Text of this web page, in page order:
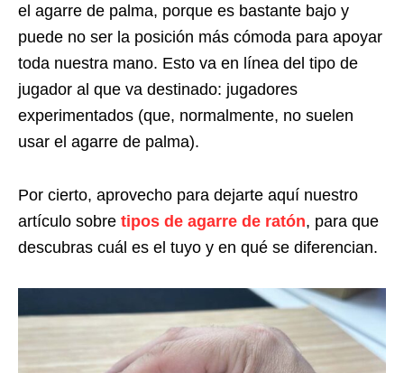
el agarre de palma, porque es bastante bajo y
puede no ser la posición más cómoda para apoyar
toda nuestra mano. Esto va en línea del tipo de
jugador al que va destinado: jugadores
experimentados (que, normalmente, no suelen
usar el agarre de palma).
Por cierto, aprovecho para dejarte aquí nuestro
artículo sobre tipos de agarre de ratón, para que
descubras cuál es el tuyo y en qué se diferencian.